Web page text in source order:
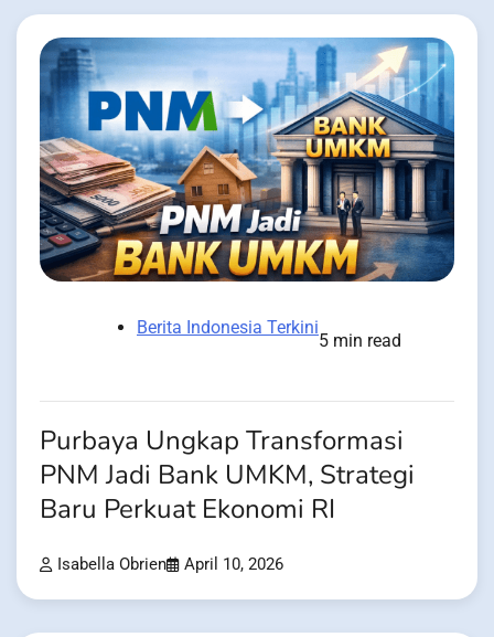
Berita Indonesia Terkini
5 min read
Purbaya Ungkap Transformasi
PNM Jadi Bank UMKM, Strategi
Baru Perkuat Ekonomi RI
Isabella Obrien April 10, 2026